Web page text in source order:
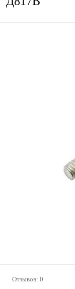
Отзывов: 0